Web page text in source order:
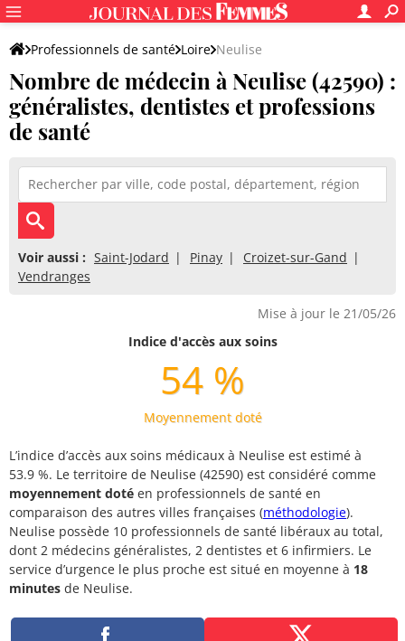
Professionnels de santé Loire Neulise
Nombre de médecin à Neulise (42590) :
généralistes, dentistes et professions
de santé
Voir aussi : Saint-Jodard Pinay
Croizet-sur-Gand
Vendranges
Mise à jour le 21/05/26
Indice d'accès aux soins
54 %
Moyennement doté
L’indice d’accès aux soins médicaux à Neulise est estimé à
53.9 %. Le territoire de Neulise (42590) est considéré comme
moyennement doté en professionnels de santé en
comparaison des autres villes françaises (méthodologie).
Neulise possède 10 professionnels de santé libéraux au total,
dont 2 médecins généralistes, 2 dentistes et 6 infirmiers. Le
service d’urgence le plus proche est situé en moyenne à 18
minutes de Neulise.